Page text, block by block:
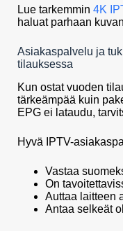
Lue tarkemmin 4K
haluat parhaan
Asiakaspalvelu ja
tilauksessa
Kun ostat vuoden
tärkeämpää kuin
EPG ei lataudu,
Hyvä IPTV-
Vastaa
On
Auttaa laitteen
Antaa selkeät